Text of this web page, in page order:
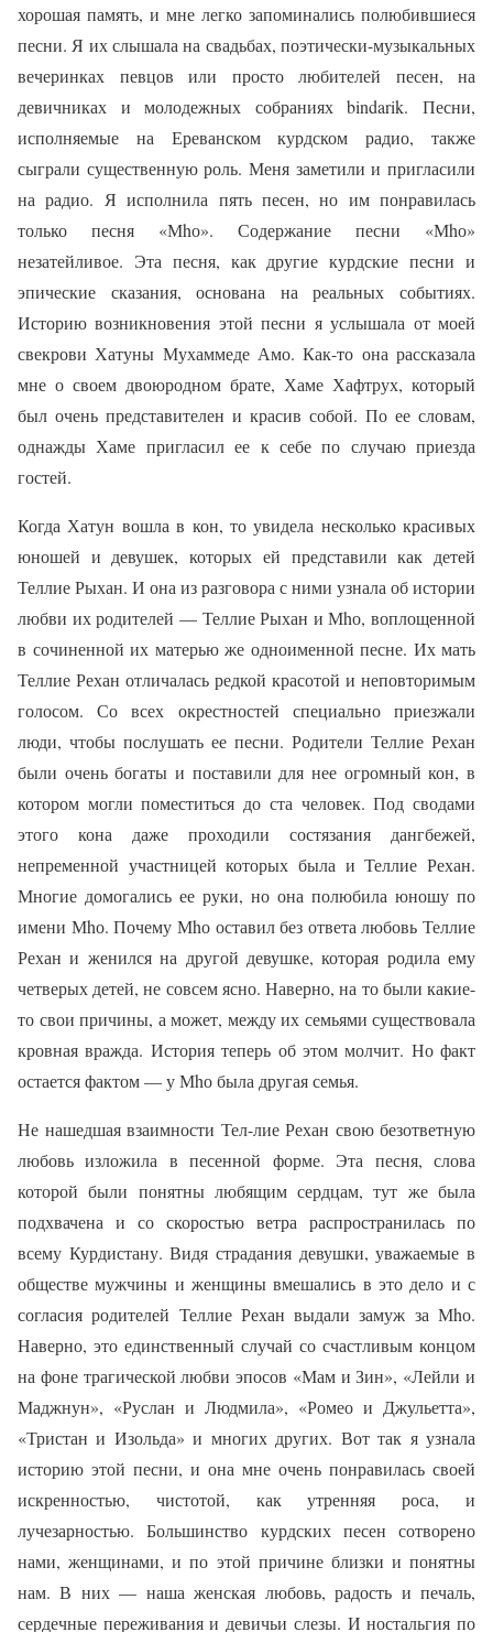
хорошая память, и мне легко запоминались полюбившиеся
песни. Я их слышала на свадьбах, поэтически-музыкальных
вечеринках певцов или просто любителей песен, на
девичниках и молодежных собраниях bindarik. Песни,
исполняемые на Ереванском курдском радио, также
сыграли существенную роль. Меня заметили и пригласили
на радио. Я исполнила пять песен, но им понравилась
только песня «Мhо». Содержание песни «Мhо»
незатейливое. Эта песня, как другие курдские песни и
эпические сказания, основана на реальных событиях.
Историю возникновения этой песни я услышала от моей
свекрови Хатуны Мухаммеде Амо. Как-то она рассказала
мне о своем двоюродном брате, Хаме Хафтрух, который
был очень представителен и красив собой. По ее словам,
однажды Хаме пригласил ее к себе по случаю приезда
гостей.
Когда Хатун вошла в кон, то увидела несколько красивых
юношей и девушек, которых ей представили как детей
Теллие Рыхан. И она из разговора с ними узнала об истории
любви их родителей — Теллие Рыхан и Мhо, воплощенной
в сочиненной их матерью же одноименной песне. Их мать
Теллие Рехан отличалась редкой красотой и неповторимым
голосом. Со всех окрестностей специально приезжали
люди, чтобы послушать ее песни. Родители Теллие Рехан
были очень богаты и поставили для нее огромный кон, в
котором могли поместиться до ста человек. Под сводами
этого кона даже проходили состязания дангбежей,
непременной участницей которых была и Теллие Рехан.
Многие домогались ее руки, но она полюбила юношу по
имени Мhо. Почему Мhо оставил без ответа любовь Теллие
Рехан и женился на другой девушке, которая родила ему
четверых детей, не совсем ясно. Наверно, на то были какие-
то свои причины, а может, между их семьями существовала
кровная вражда. История теперь об этом молчит. Но факт
остается фактом — у Мhо была другая семья.
Не нашедшая взаимности Тел-лие Рехан свою безответную
любовь изложила в песенной форме. Эта песня, слова
которой были понятны любящим сердцам, тут же была
подхвачена и со скоростью ветра распространилась по
всему Курдистану. Видя страдания девушки, уважаемые в
обществе мужчины и женщины вмешались в это дело и с
согласия родителей Теллие Рехан выдали замуж за Мhо.
Наверно, это единственный случай со счастливым концом
на фоне трагической любви эпосов «Мам и Зин», «Лейли и
Маджнун», «Руслан и Людмила», «Ромео и Джульетта»,
«Тристан и Изольда» и многих других. Вот так я узнала
историю этой песни, и она мне очень понравилась своей
искренностью, чистотой, как утренняя роса, и
лучезарностью. Большинство курдских песен сотворено
нами, женщинами, и по этой причине близки и понятны
нам. В них — наша женская любовь, радость и печаль,
сердечные переживания и девичьи слезы. И ностальгия по